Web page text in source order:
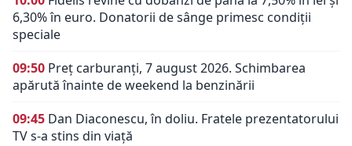
6,30% în euro. Donatorii de sânge primesc condiții
speciale
09:50 Preț carburanți, 7 august 2026. Schimbarea
apărută înainte de weekend la benzinării
09:45 Dan Diaconescu, în doliu. Fratele prezentatorului
TV s-a stins din viață